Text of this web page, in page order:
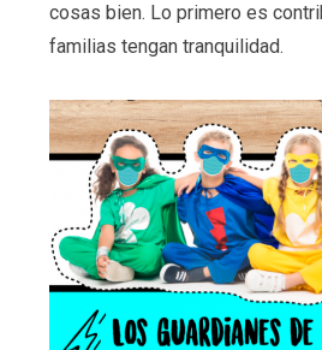
cosas bien. Lo primero es
familias tengan tranquilidad.